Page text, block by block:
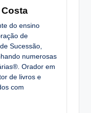
do ensino
de
Sucessão,
numerosas
Orador em
de livros e
com